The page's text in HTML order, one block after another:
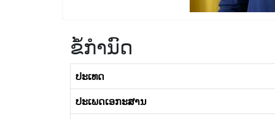
ຂໍ້ກໍານົດ
ປະເທດ
ປະເພດເອກະສານ